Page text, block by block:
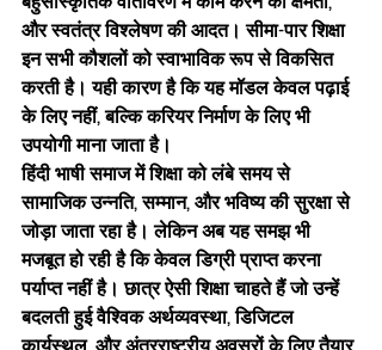
और स्वतंत्र विश्लेषण की आदत। सीमा-पार शिक्षा
इन सभी कौशलों को स्वाभाविक रूप से विकसित
करती है। यही कारण है कि यह मॉडल केवल पढ़ाई
के लिए नहीं, बल्कि करियर निर्माण के लिए भी
उपयोगी माना जाता है।
हिंदी भाषी समाज में शिक्षा को लंबे समय से
सामाजिक उन्नति, सम्मान, और भविष्य की सुरक्षा से
जोड़ा जाता रहा है। लेकिन अब यह समझ भी
मजबूत हो रही है कि केवल डिग्री प्राप्त करना
पर्याप्त नहीं है। छात्र ऐसी शिक्षा चाहते हैं जो उन्हें
बदलती हुई वैश्विक अर्थव्यवस्था, डिजिटल
कार्यस्थल, और अंतरराष्ट्रीय अवसरों के लिए तैयार